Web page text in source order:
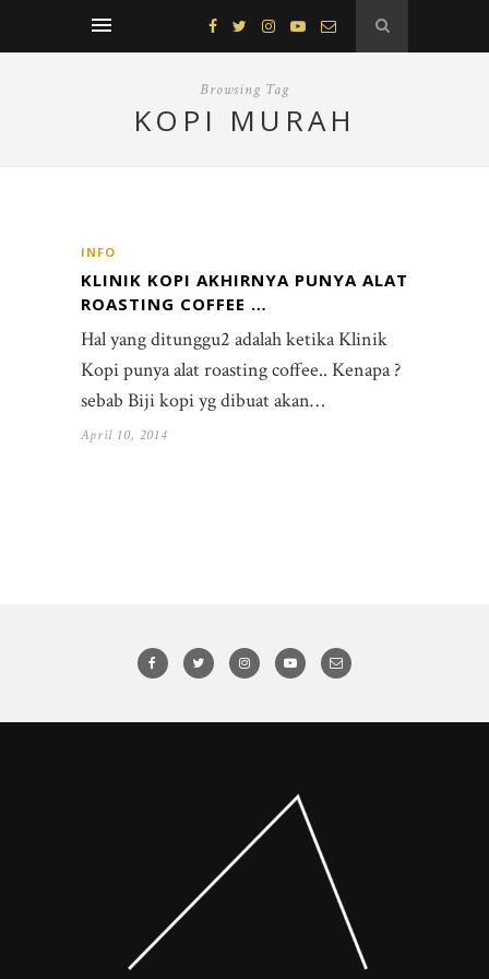
Browsing Tag
KOPI MURAH
INFO
KLINIK KOPI AKHIRNYA PUNYA ALAT
ROASTING COFFEE …
Hal yang ditunggu2 adalah ketika Klinik
Kopi punya alat roasting coffee.. Kenapa ?
sebab Biji kopi yg dibuat akan…
April 10, 2014